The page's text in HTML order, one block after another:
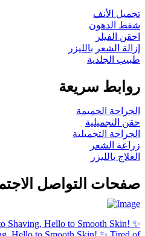
تجميل الأنف
شفط الدهون
احقن الفيلر
إزالة الشعر بالليزر
طبيب الجلدية
روابط سريعة
الجراحة الحميمة
حقن التجميلية
الجراحة التجميلية
زراعة الشعر
العلاج بالليزر
صفحات التواصل
Shaving, Hello to Smooth Skin! ✨